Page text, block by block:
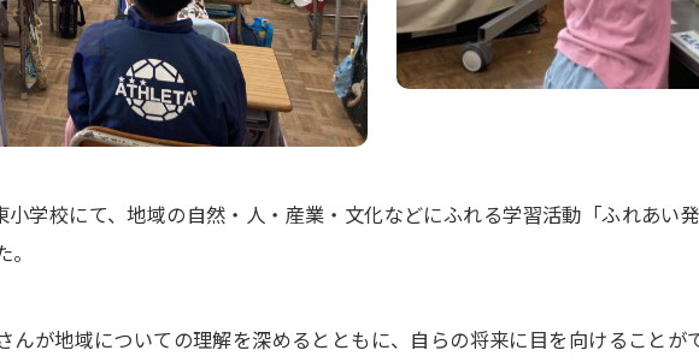
学校にて、地域の自然・人・産業・文化などにふれる学習活動「ふれあい
んが地域についての理解を深めるとともに、自らの将来に目を向けること